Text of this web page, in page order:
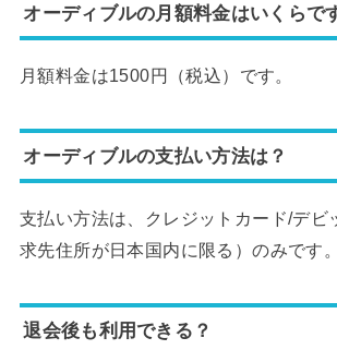
オーディブルの月額料金はいくらで
月額料金は1500円（税込）です。
オーディブルの支払い方法は？
支払い方法は、クレジットカード/デビ
求先住所が日本国内に限る）のみです。
退会後も利用できる？